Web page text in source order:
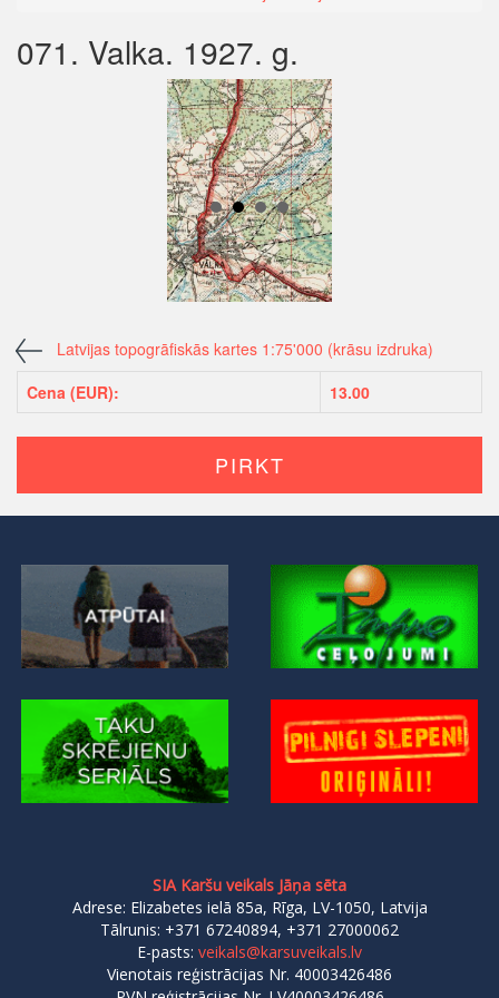
071. Valka. 1927. g.
Latvijas topogrāfiskās kartes 1:75'000 (krāsu izdruka)
Cena (EUR):
13.00
SIA Karšu veikals Jāņa sēta
Adrese: Elizabetes ielā 85a, Rīga, LV-1050, Latvija
Tālrunis: +371 67240894, +371 27000062
E-pasts: veikals@karsuveikals.lv
Vienotais reģistrācijas Nr. 40003426486